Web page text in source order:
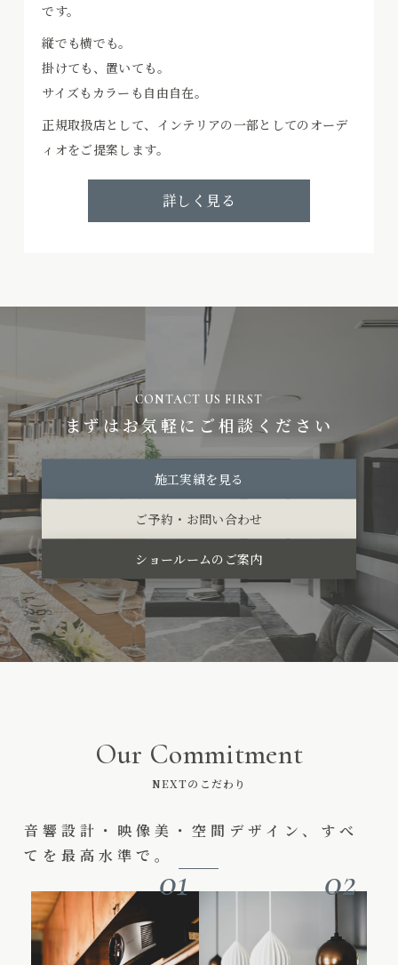
です。
縦でも横でも。
掛けても、置いても。
サイズもカラーも自由自在。
正規取扱店として、インテリアの一部としてのオーデ
ィオをご提案します。
詳しく見る
CONTACT US FIRST
まずはお気軽にご相談ください
施工実績を見る
ご予約・お問い合わせ
ショールームのご案内
Our Commitment
NEXTのこだわり
音響設計・映像美・空間デザイン、すべ
てを最高水準で。
01 02